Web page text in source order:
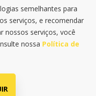
MÚSICA
Rádio Mix FM . Todos os
semelhantes para
serviços, e recomendar
nossos serviços, você
nossa Política de